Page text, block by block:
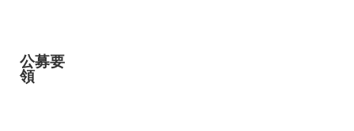
公募要
領